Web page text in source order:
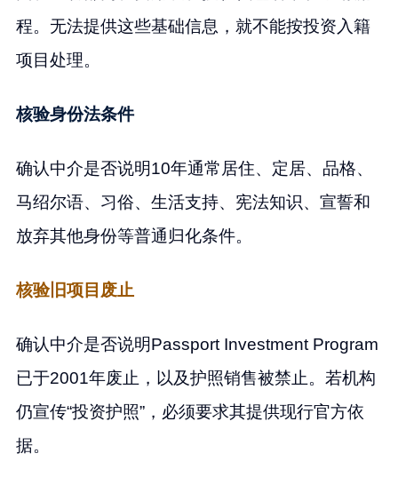
程。无法提供这些基础信息，就不能按投资入籍
项目处理。
核验身份法条件
确认中介是否说明10年通常居住、定居、品格、
马绍尔语、习俗、生活支持、宪法知识、宣誓和
放弃其他身份等普通归化条件。
核验旧项目废止
确认中介是否说明Passport Investment Program
已于2001年废止，以及护照销售被禁止。若机构
仍宣传“投资护照”，必须要求其提供现行官方依
据。